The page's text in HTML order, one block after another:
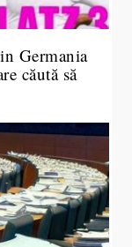
Germania
căută să